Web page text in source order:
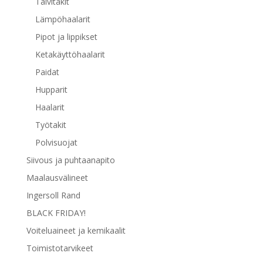
Lämpöhaalarit
Pipot ja lippikset
Ketakäyttöhaalarit
Paidat
Hupparit
Haalarit
Työtakit
Polvisuojat
Siivous ja puhtaanapito
Maalausvälineet
Ingersoll Rand
BLACK FRIDAY!
Voiteluaineet ja kemikaalit
Toimistotarvikeet